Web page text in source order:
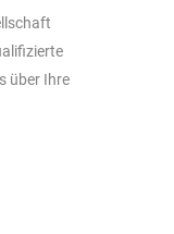
über Ihre